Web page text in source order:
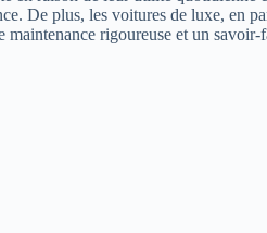
De plus, les voitures de luxe, en
rigoureuse et un